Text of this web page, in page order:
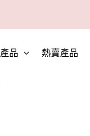
產品 熱賣產品